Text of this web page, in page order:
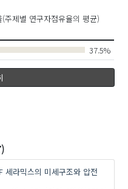
(주제별 연구자점유율의 평균)
37.5%
라믹스의 미세구조와 압전